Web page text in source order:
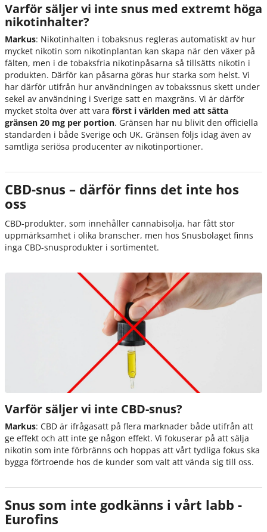
Varför säljer vi inte snus med extremt höga
nikotinhalter?
Markus: Nikotinhalten i tobaksnus regleras automatiskt av hur
mycket nikotin som nikotinplantan kan skapa när den växer på
fälten, men i de tobaksfria nikotinpåsarna så tillsätts nikotin i
produkten. Därför kan påsarna göras hur starka som helst. Vi
har därför utifrån hur användningen av tobakssnus skett under
sekel av användning i Sverige satt en maxgräns. Vi är därför
mycket stolta över att vara först i världen med att sätta
gränsen 20 mg per portion. Gränsen har nu blivit den officiella
standarden i både Sverige och UK. Gränsen följs idag även av
samtliga seriösa producenter av nikotinportioner.
CBD-snus – därför finns det inte hos
oss
CBD-produkter, som innehåller cannabisolja, har fått stor
uppmärksamhet i olika branscher, men hos Snusbolaget finns
inga CBD-snusprodukter i sortimentet.
Varför säljer vi inte CBD-snus?
Markus: CBD är ifrågasatt på flera marknader både utifrån att
ge effekt och att inte ge någon effekt. Vi fokuserar på att sälja
nikotin som inte förbränns och hoppas att vårt tydliga fokus ska
bygga förtroende hos de kunder som valt att vända sig till oss.
Snus som inte godkänns i vårt labb -
Eurofins